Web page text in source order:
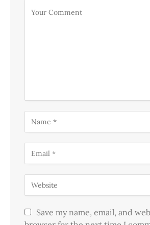
Save my name, email, and